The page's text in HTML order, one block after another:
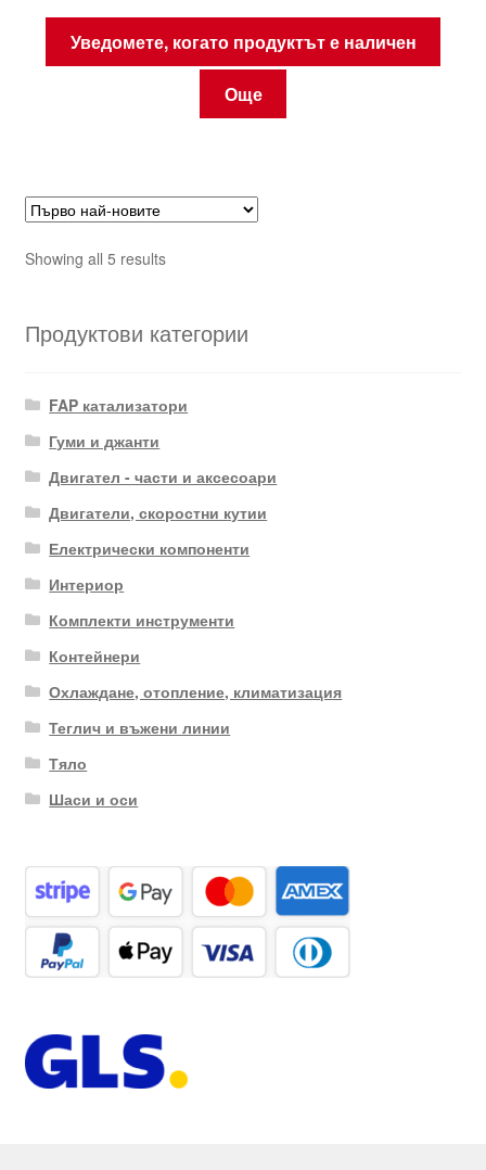
Уведомете, когато продуктът е наличен
Още
Showing all 5 resultsSorted
Продуктови категории
FAP катализатори
Гуми и джанти
Двигател - части и аксесоари
Двигатели, скоростни кутии
Електрически компоненти
Интериор
Комплекти инструменти
Контейнери
Охлаждане, отопление, климатизация
Теглич и въжени линии
Тяло
Шаси и оси